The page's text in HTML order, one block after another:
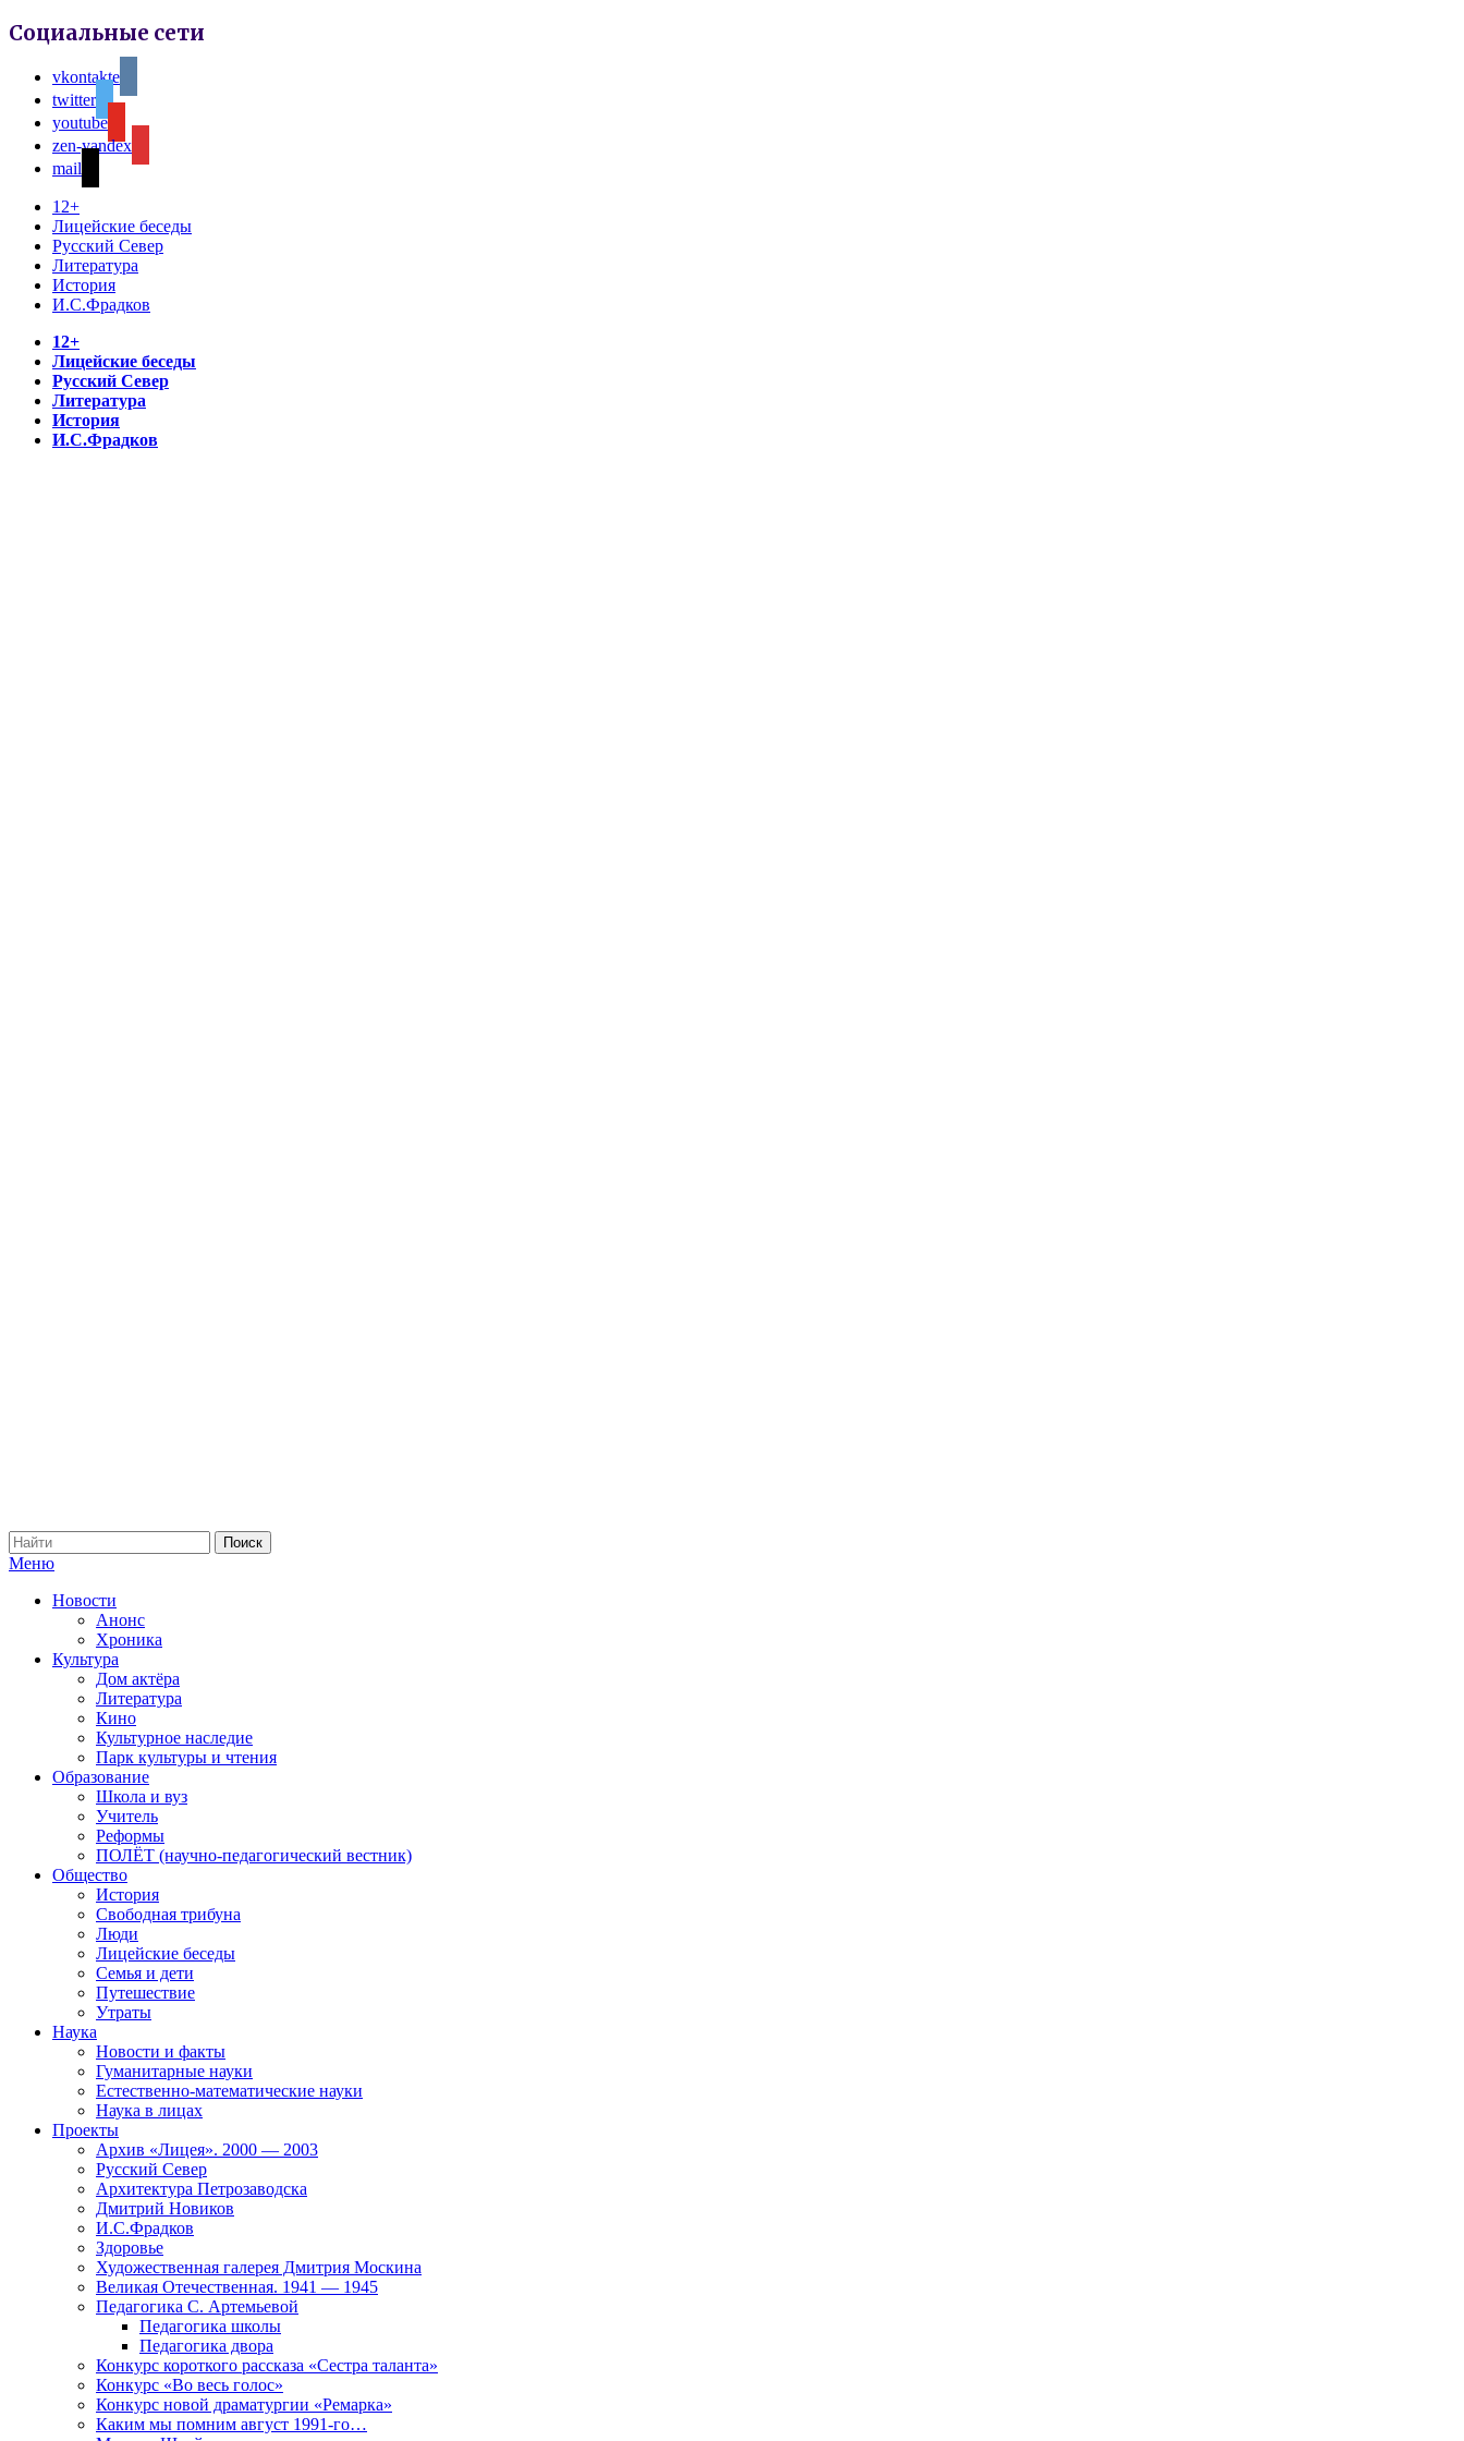
Социальные сети
vkontakte
twitter
youtube
zen-yandex
mail
12+
Лицейские беседы
Русский Север
Литература
История
И.С.Фрадков
12+
Лицейские беседы
Русский Север
Литература
История
И.С.Фрадков
Меню
Новости
Анонс
Хроника
Культура
Дом актёра
Литература
Кино
Культурное наследие
Парк культуры и чтения
Образование
Школа и вуз
Учитель
Реформы
ПОЛЁТ (научно-педагогический вестник)
Общество
История
Свободная трибуна
Люди
Лицейские беседы
Семья и дети
Путешествие
Утраты
Наука
Новости и факты
Гуманитарные науки
Естественно-математические науки
Наука в лицах
Проекты
Архив «Лицея». 2000 — 2003
Русский Север
Архитектура Петрозаводска
Дмитрий Новиков
И.С.Фрадков
Здоровье
Художественная галерея Дмитрия Москина
Великая Отечественная. 1941 — 1945
Педагогика С. Артемьевой
Педагогика школы
Педагогика двора
Конкурс короткого рассказа «Сестра таланта»
Конкурс «Во весь голос»
Конкурс новой драматургии «Ремарка»
Каким мы помним август 1991-го…